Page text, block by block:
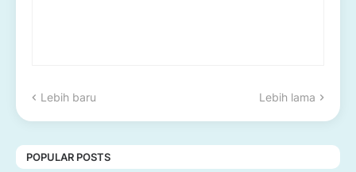
Lebih baru Lebih lama
POPULAR POSTS